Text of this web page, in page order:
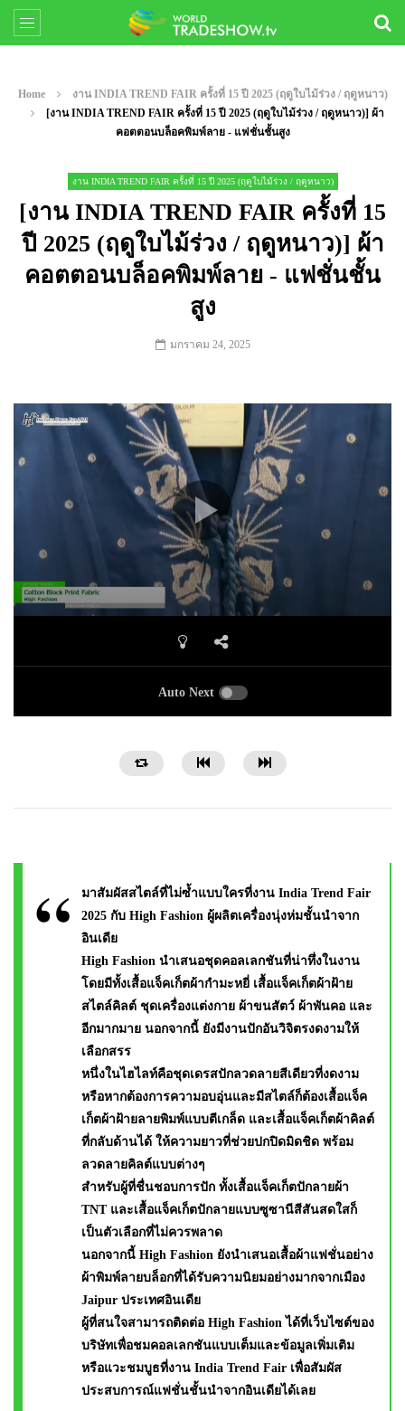
Home
งาน INDIA TREND FAIR ครั้งที่ 15 ปี 2025 (ฤดูใบไม้ร่วง / ฤดูหนาว)
[งาน INDIA TREND FAIR ครั้งที่ 15 ปี 2025 (ฤดูใบไม้ร่วง / ฤดูหนาว)] ผ้า
คอตตอนบล็อคพิมพ์ลาย - แฟชั่นชั้นสูง
งาน INDIA TREND FAIR ครั้งที่ 15 ปี 2025 (ฤดูใบไม้ร่วง / ฤดูหนาว)
[งาน INDIA TREND FAIR ครั้งที่ 15
ปี 2025 (ฤดูใบไม้ร่วง / ฤดูหนาว)] ผ้า
คอตตอนบล็อคพิมพ์ลาย - แฟชั่นชั้น
สูง
มกราคม 24, 2025
Auto Next
มาสัมผัสสไตล์ที่ไม่ซ้ำแบบใครที่งาน India Trend Fair
2025 กับ High Fashion ผู้ผลิตเครื่องนุ่งห่มชั้นนำจาก
อินเดีย
High Fashion นำเสนอชุดคอลเลกชันที่น่าทึ่งในงาน
โดยมีทั้งเสื้อแจ็คเก็ตผ้ากำมะหยี่ เสื้อแจ็คเก็ตผ้าฝ้าย
สไตล์คิลต์ ชุดเครื่องแต่งกาย ผ้าขนสัตว์ ผ้าพันคอ และ
อีกมากมาย นอกจากนี้ ยังมีงานปักอันวิจิตรงดงามให้
เลือกสรร
หนึ่งในไฮไลท์คือชุดเดรสปักลวดลายสีเดียวที่งดงาม
หรือหากต้องการความอบอุ่นและมีสไตล์ก็ต้องเสื้อแจ็ค
เก็ตผ้าฝ้ายลายพิมพ์แบบตีเกล็ด และเสื้อแจ็คเก็ตผ้าคิลต์
ที่กลับด้านได้ ให้ความยาวที่ช่วยปกปิดมิดชิด พร้อม
ลวดลายคิลต์แบบต่างๆ
สำหรับผู้ที่ชื่นชอบการปัก ทั้งเสื้อแจ็คเก็ตปักลายผ้า
TNT และเสื้อแจ็คเก็ตปักลายแบบซูซานีสีสันสดใสก็
เป็นตัวเลือกที่ไม่ควรพลาด
นอกจากนี้ High Fashion ยังนำเสนอเสื้อผ้าแฟชั่นอย่าง
ผ้าพิมพ์ลายบล็อกที่ได้รับความนิยมอย่างมากจากเมือง
Jaipur ประเทศอินเดีย
ผู้ที่สนใจสามารถติดต่อ High Fashion ได้ที่เว็บไซต์ของ
บริษัทเพื่อชมคอลเลกชันแบบเต็มและข้อมูลเพิ่มเติม
หรือแวะชมบูธที่งาน India Trend Fair เพื่อสัมผัส
ประสบการณ์แฟชั่นชั้นนำจากอินเดียได้เลย